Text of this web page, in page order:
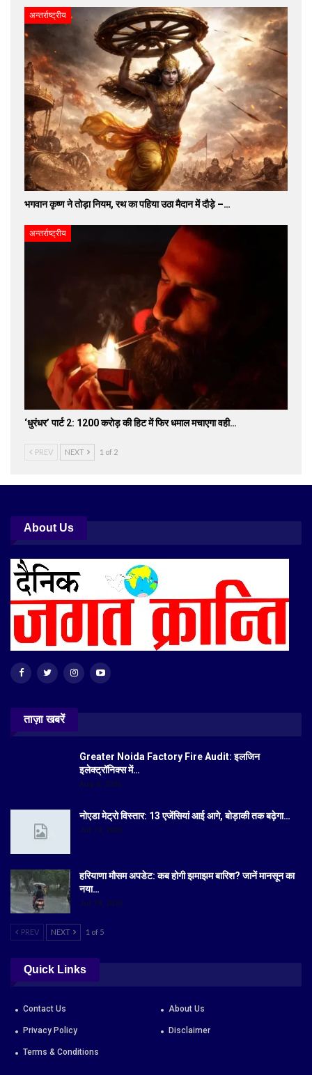
अन्तर्राष्ट्रीय
भगवान कृष्ण ने तोड़ा नियम, रथ का पहिया उठा मैदान में दौड़े –…
अन्तर्राष्ट्रीय
‘धुरंधर’ पार्ट 2: 1200 करोड़ की हिट में फिर धमाल मचाएगा वही…
PREV NEXT 1 of 2
About Us
ताज़ा खबरें
Greater Noida Factory Fire Audit: इलजिन
इलेक्ट्रॉनिक्स में…
Aug 6, 2026
नोएडा मेट्रो विस्तार: 13 एजेंसियां आई आगे, बोड़ाकी तक बढ़ेगा…
Jul 19, 2026
हरियाणा मौसम अपडेट: कब होगी झमाझम बारिश? जानें मानसून का
नया…
Jul 18, 2026
PREV NEXT 1 of 5
Quick Links
Contact Us About Us
Privacy Policy Disclaimer
Terms & Conditions